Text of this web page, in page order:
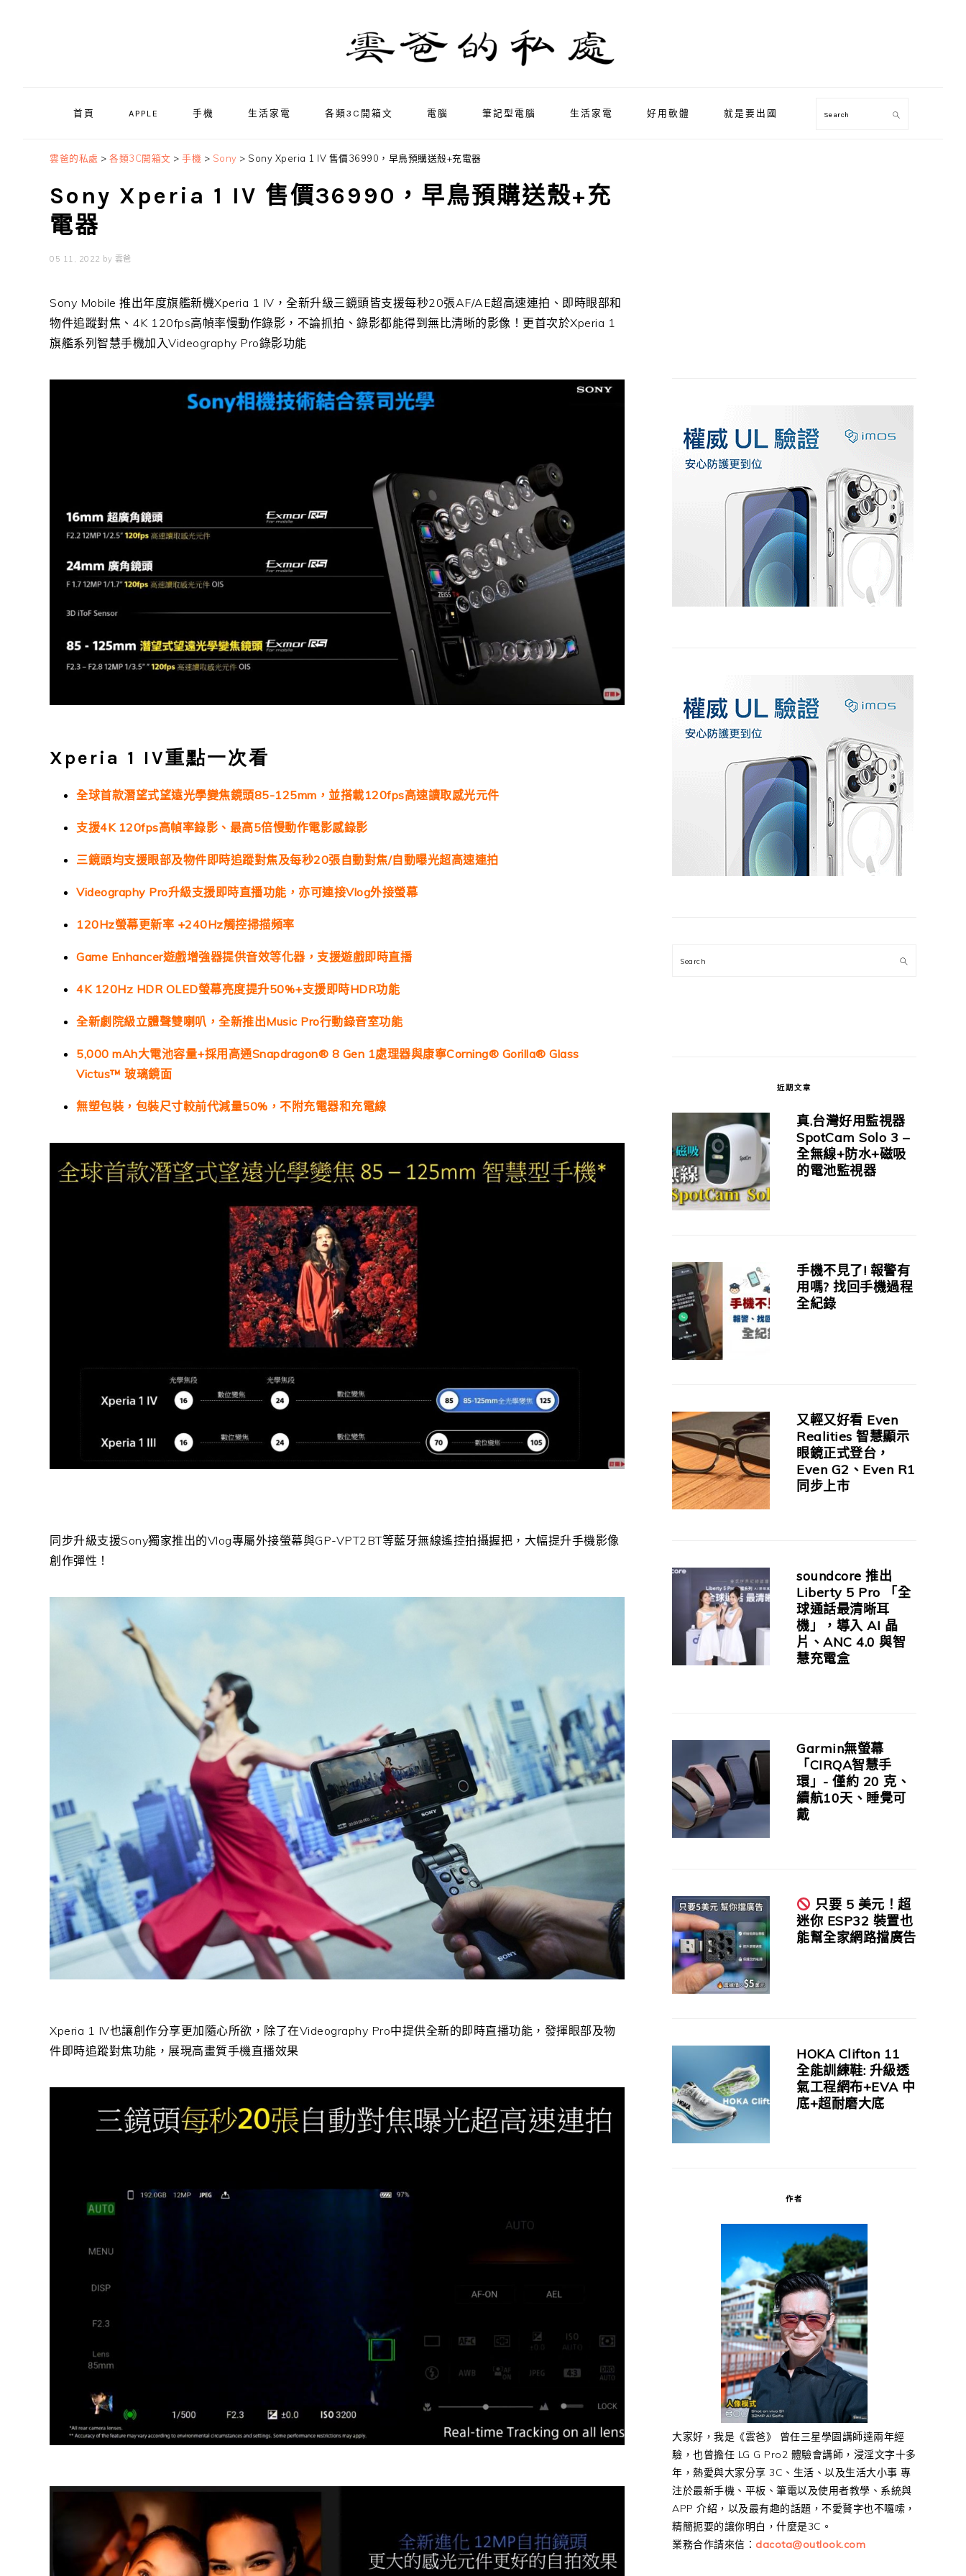
首頁 APPLE 手機 生活家電 各類3C開箱文 電腦 筆記型電腦 生活家電 好用軟體 就是要出國 Search
雲爸的私處 > 各類3C開箱文 > 手機 > Sony > Sony Xperia 1 IV 售價36990，早鳥預購送殼+充電器
Sony Xperia 1 IV 售價36990，早鳥預購送殼+充
電器
05 11, 2022 by 雲爸
Sony Mobile 推出年度旗艦新機Xperia 1 IV ，全新升級三鏡頭皆支援每秒20張AF/AE超高速連拍、即時眼部和
物件追蹤對焦、4K 120fps高幀率慢動作錄影，不論抓拍、錄影都能得到無比清晰的影像！更首次於Xperia 1
旗艦系列智慧手機加入Videography Pro錄影功能
Xperia 1 IV重點一次看
全球首款潛望式望遠光學變焦鏡頭85-125mm，並搭載120fps高速讀取感光元件
支援4K 120fps高幀率錄影、最高5倍慢動作電影感錄影
三鏡頭均支援眼部及物件即時追蹤對焦及每秒20張自動對焦/自動曝光超高速連拍
Videography Pro升級支援即時直播功能，亦可連接Vlog外接螢幕
120Hz螢幕更新率 +240Hz觸控掃描頻率
Game Enhancer遊戲增強器提供音效等化器，支援遊戲即時直播
4K 120Hz HDR OLED螢幕亮度提升50%+支援即時HDR功能
全新劇院級立體聲雙喇叭，全新推出Music Pro行動錄音室功能
5,000 mAh大電池容量+採用高通Snapdragon® 8 Gen 1處理器與康寧Corning® Gorilla® Glass
Victus™ 玻璃鏡面
無塑包裝，包裝尺寸較前代減量50%，不附充電器和充電線
同步升級支援Sony獨家推出的Vlog專屬外接螢幕與GP-VPT2BT等藍牙無線遙控拍攝握把，大幅提升手機影像
創作彈性！
Xperia 1 IV也讓創作分享更加隨心所欲，除了在Videography Pro中提供全新的即時直播功能，發揮眼部及物
件即時追蹤對焦功能，展現高畫質手機直播效果
Search
近期文章
真.台灣好用監視器
SpotCam Solo 3 –
全無線+防水+磁吸
的電池監視器
手機不見了! 報警有
用嗎? 找回手機過程
全紀錄
又輕又好看 Even
Realities 智慧顯示
眼鏡正式登台，
Even G2、Even R1
同步上市
soundcore 推出
Liberty 5 Pro 「全
球通話最清晰耳
機」，導入 AI 晶
片、ANC 4.0 與智
慧充電盒
Garmin無螢幕
「CIRQA智慧手
環」- 僅約 20 克、
續航10天、睡覺可
戴
只要 5 美元！超
迷你 ESP32 裝置也
能幫全家網路擋廣告
HOKA Clifton 11
全能訓練鞋: 升級透
氣工程網布+EVA 中
底+超耐磨大底
作者
大家好，我是《雲爸》 曾任三星學園講師達兩年經
驗，也曾擔任 LG G Pro2 體驗會講師，浸淫文字十多
年，熱愛與大家分享 3C、生活、以及生活大小事 專
注於最新手機、平板、筆電以及使用者教學、系統與
APP 介紹，以及最有趣的話題，不愛贅字也不囉嗦，
精簡扼要的讓你明白，什麼是3C。
業務合作請來信： dacota@outlook.com